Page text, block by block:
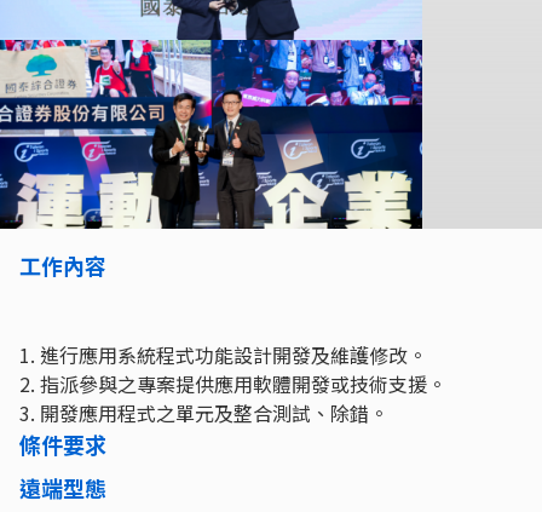
工作內容
1. 進行應用系統程式功能設計開發及維護修改。
2. 指派參與之專案提供應用軟體開發或技術支援。
3. 開發應用程式之單元及整合測試、除錯。
條件要求
遠端型態